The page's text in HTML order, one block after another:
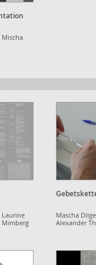
Mischa
Laurine
Mimberg
Mascha
Alexander